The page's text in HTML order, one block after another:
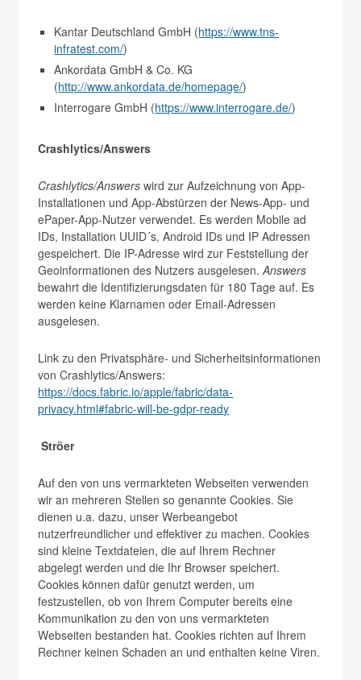
Kantar Deutschland GmbH (https://www.tns-
infratest.com/)
Ankordata GmbH & Co. KG
(http://www.ankordata.de/homepage/)
Interrogare GmbH (https://www.interrogare.de/)
Crashlytics/Answers
Crashlytics/Answers wird zur Aufzeichnung von App-
Installationen und App-Abstürzen der News-App- und
ePaper-App-Nutzer verwendet. Es werden Mobile ad
IDs, Installation UUID´s, Android IDs und IP Adressen
gespeichert. Die IP-Adresse wird zur Feststellung der
Geoinformationen des Nutzers ausgelesen.Answers
bewahrt die Identifizierungsdaten für 180 Tage auf. Es
werden keine Klarnamen oder Email-Adressen
ausgelesen.
Link zu den Privatsphäre- und Sicherheitsinformationen
von Crashlytics/Answers:
https://docs.fabric.io/apple/fabric/data-
privacy.html#fabric-will-be-gdpr-ready
Ströer
Auf den von uns vermarkteten Webseiten verwenden
wir an mehreren Stellen so genannte Cookies. Sie
dienen u.a. dazu, unser Werbeangebot
nutzerfreundlicher und effektiver zu machen. Cookies
sind kleine Textdateien, die auf Ihrem Rechner
abgelegt werden und die Ihr Browser speichert.
Cookies können dafür genutzt werden, um
festzustellen, ob von Ihrem Computer bereits eine
Kommunikation zu den von uns vermarkteten
Webseiten bestanden hat. Cookies richten auf Ihrem
Rechner keinen Schaden an und enthalten keine Viren.